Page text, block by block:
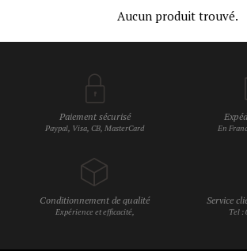
Aucun produit trouvé.
Paiement sécurisé
Paypal, Visa, CB, MasterCard En
Conditionnement de qualité
Expérience et efficacité,
Service
Tel :